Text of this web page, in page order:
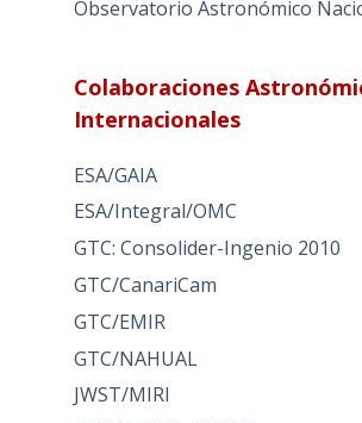
Observatorio Astronómico
Colaboraciones
Internacionales
ESA/GAIA
ESA/Integral/OMC
GTC: Consolider-Ingenio 2010
GTC/CanariCam
GTC/EMIR
GTC/NAHUAL
JWST/MIRI